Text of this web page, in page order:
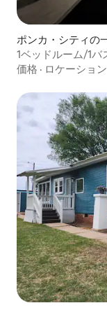
ポンカ・シティの
1ベッドルーム/1バ
4人宿泊可能
価格 · ロケーション